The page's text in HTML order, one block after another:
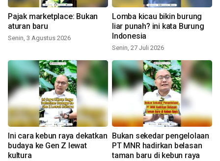
Pajak marketplace: Bukan
aturan baru
Senin, 3 Agustus 2026
Lomba kicau bikin burung
liar punah? ini kata Burung
Indonesia
Senin, 27 Juli 2026
Ini cara kebun raya dekatkan
budaya ke Gen Z lewat
kultura
Bukan sekedar pengelolaan
PT MNR hadirkan belasan
taman baru di kebun raya